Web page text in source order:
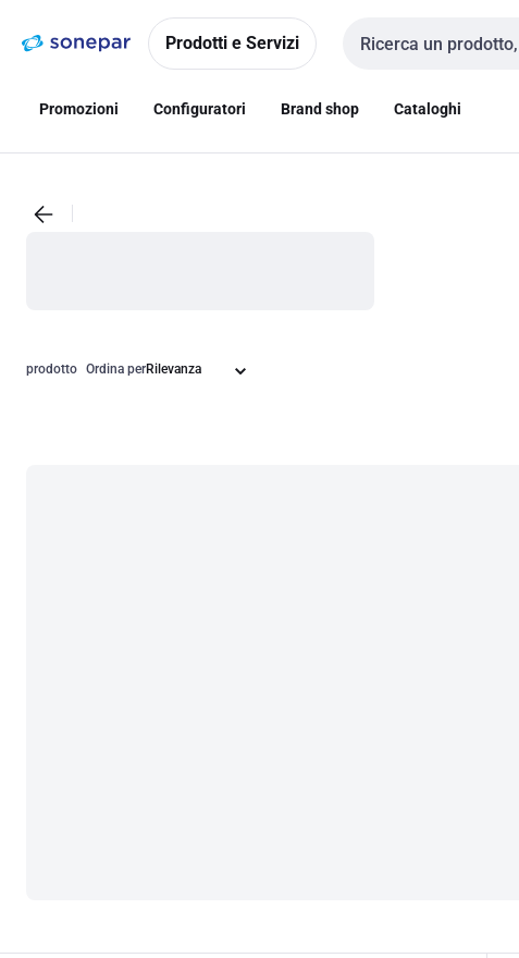
navigazionealla
Prodotti e Servizi
Cerca input
Promozioni Configuratori Brand shop Cataloghi
prodotto Ordina per